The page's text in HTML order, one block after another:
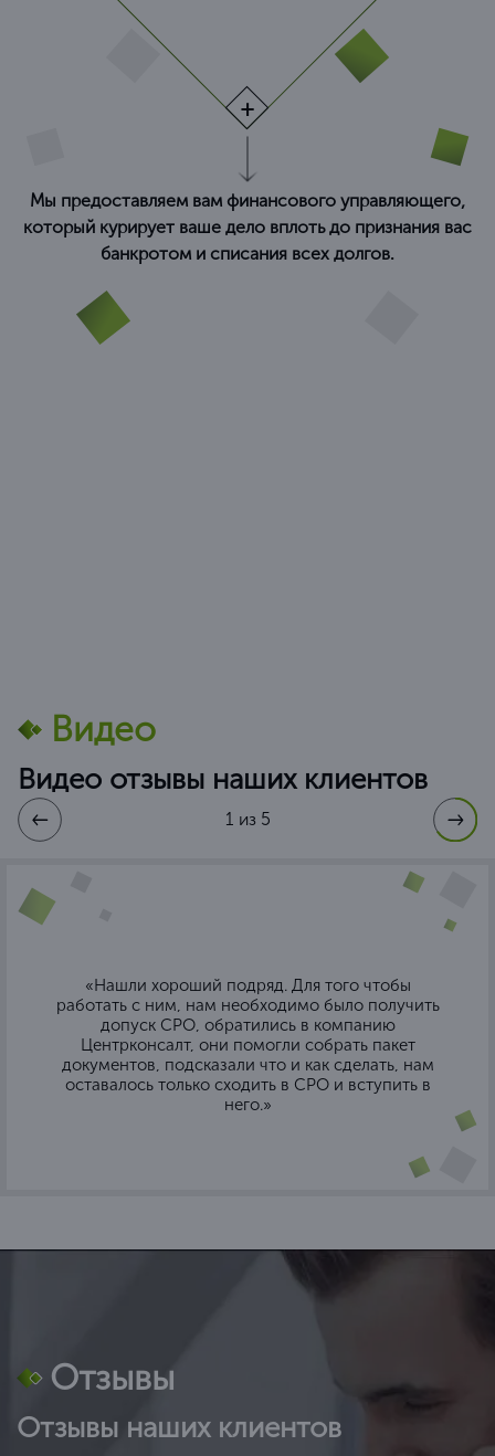
Мы предоставляем вам финансового управляющего,
который курирует ваше дело вплоть до признания вас
банкротом и списания всех долгов.
Видео
Видео отзывы наших клиентов
1 из 5
«Нашли хороший подряд. Для того чтобы
работать с ним, нам необходимо было получить
допуск СРО, обратились в компанию
Центрконсалт, они помогли собрать пакет
документов, подсказали что и как сделать, нам
оставалось только сходить в СРО и вступить в
него.»
Отзывы
Отзывы наших клиентов